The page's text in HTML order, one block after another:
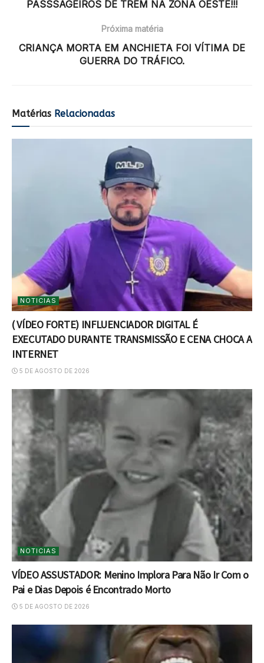
PASSSAGEIROS DE TREM NA ZONA OESTE!!!
Próxima matéria
CRIANÇA MORTA EM ANCHIETA FOI VÍTIMA DE
GUERRA DO TRÁFICO.
Matérias Relacionadas
NOTICIAS
( VÍDEO FORTE) INFLUENCIADOR DIGITAL É
EXECUTADO DURANTE TRANSMISSÃO E CENA CHOCA A
INTERNET
5 DE AGOSTO DE 2026
NOTICIAS
VÍDEO ASSUSTADOR: Menino Implora Para Não Ir Com o
Pai e Dias Depois é Encontrado Morto
5 DE AGOSTO DE 2026